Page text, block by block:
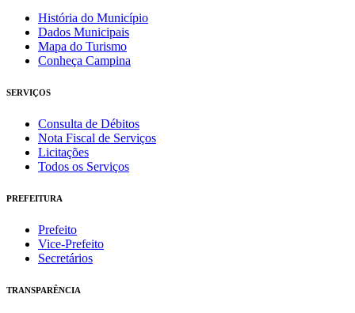
História do Município
Dados Municipais
Mapa do Turismo
Conheça Campina
SERVIÇOS
Consulta de Débitos
Nota Fiscal de Serviços
Licitações
Todos os Serviços
PREFEITURA
Prefeito
Vice-Prefeito
Secretários
TRANSPARÊNCIA